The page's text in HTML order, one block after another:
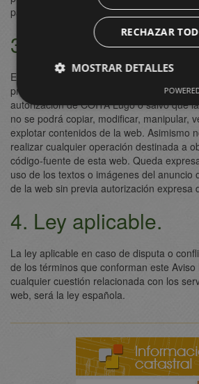
páginas de este sitio Web.
3. Propiedad
El contenido que se muestra en o a través
protegido de acuerdo con la normativa
autorización de COITA Lugo o salvo que
no se podrá copiar, modificar, manipular,
explotar contenidos de la web. Asimismo
realizar cualquier operación destinada a
código-fuente de esta web. Queda
uso de los textos o imágenes del anuncio
de la web sin previa autorización expresa
4. Ley aplicable.
La ley aplicable en caso de disputa o
de los términos que conforman este
cualquier cuestión relacionada con los
web, será la ley española.
RECHAZAR
MOSTRAR DETALLES